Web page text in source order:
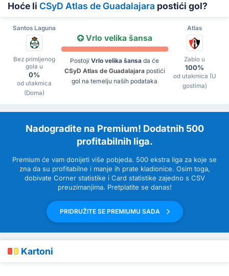
Hoće li CSyD Atlas de Guadalajara postići gol?
Santos Laguna Atlas
Bez primljenog
gola u
0%
od utakmica
(Doma)
Vrlo velika šansa
Postoji Vrlo velika šansa da će
CSyD Atlas de Guadalajarapostići
gol na temelju naših podataka
Zabio u
100%
od utakmica (U
gostima)
Nadogradite na Premium! Dodatnih 500
profitabilnih liga.
Premium će vam donijeti više pobjeda. 500 ekstra liga za koje se
zna da su profitabilne i manje ih prate kladionice. Osim toga,
dobivate Corner statistike i Card statistike zajedno s CSV
preuzimanjima. Pretplatite se danas!
PRIDRUŽITE SE PREMIUMU SADA
Kartoni